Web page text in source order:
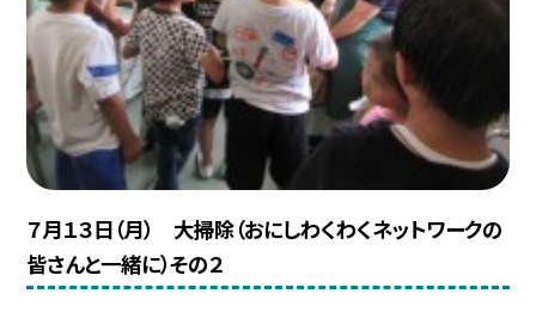
７月１３日（月） 大掃除（おにしわくわくネットワークの
皆さんと一緒に）その２